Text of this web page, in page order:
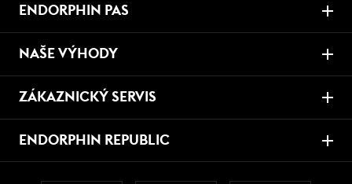
ENDORPHIN PAS
NAŠE VÝHODY
ZÁKAZNICKÝ SERVIS
ENDORPHIN REPUBLIC